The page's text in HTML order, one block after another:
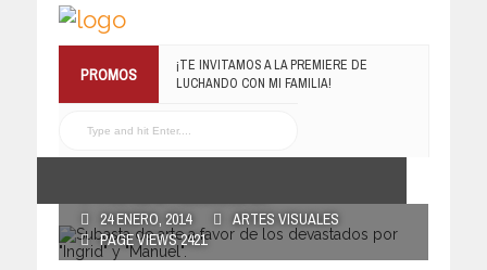
PROMOS
¡TE INVITAMOS A LA PREMIERE DE
LUCHANDO CON MI FAMILIA!
REGALA EL COMPILADO
#ELRECOMENDADOVOL4
24 ENERO, 2014
ARTES VISUALES
PAGE VIEWS 2421